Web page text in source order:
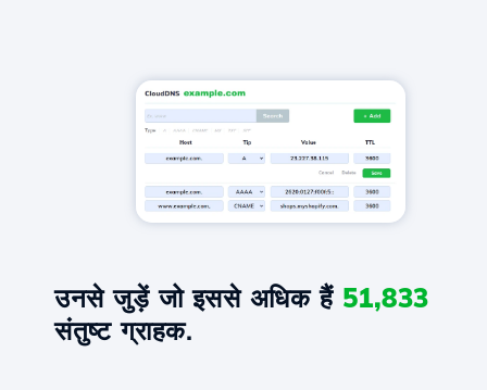
उनसे जुड़ें जो इससे अधिक हैं 51,833
संतुष्ट ग्राहक.